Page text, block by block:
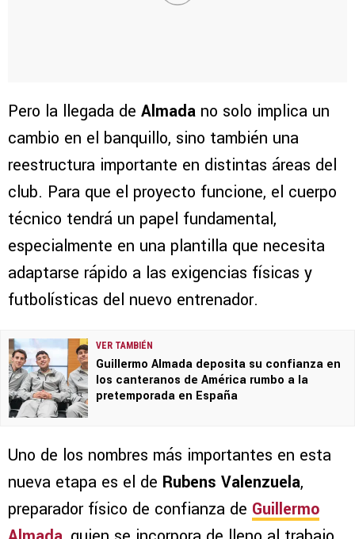
Pero la llegada de Almada no solo implica un
cambio en el banquillo, sino también una
reestructura importante en distintas áreas del
club. Para que el proyecto funcione, el cuerpo
técnico tendrá un papel fundamental,
especialmente en una plantilla que necesita
adaptarse rápido a las exigencias físicas y
futbolísticas del nuevo entrenador.
VER TAMBIÉN
Guillermo Almada deposita su confianza en
los canteranos de América rumbo a la
pretemporada en España
Uno de los nombres más importantes en esta
nueva etapa es el de Rubens Valenzuela,
preparador físico de confianza de Guillermo